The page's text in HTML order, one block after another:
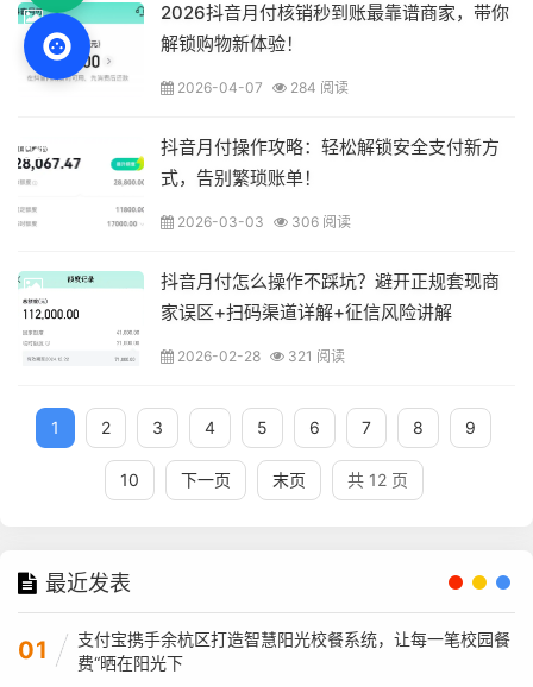
2026抖音月付核销秒到账最靠谱商家，带你
解锁购物新体验！
2026-04-07 284 阅读
抖音月付操作攻略：轻松解锁安全支付新方
式，告别繁琐账单！
2026-03-03 306 阅读
抖音月付怎么操作不踩坑？避开正规套现商
家误区+扫码渠道详解+征信风险讲解
2026-02-28 321 阅读
1 2 3 4 5 6 7 8 9
10 下一页 末页 共 12 页
最近发表
01
支付宝携手余杭区打造智慧阳光校餐系统，让每一笔校园餐
费“晒在阳光下